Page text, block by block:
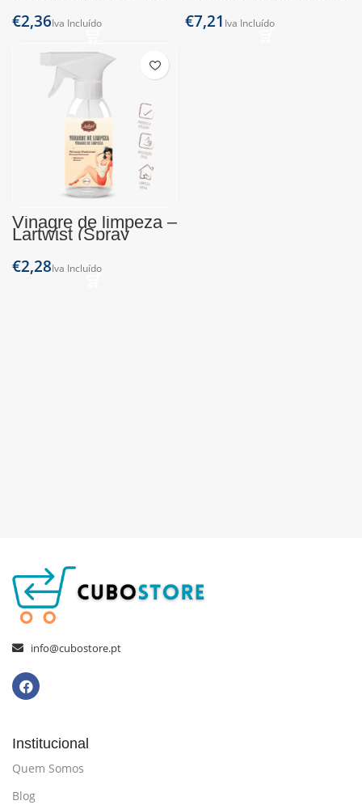
€ €
Vinagre de limpeza –
Lartwist (Spray
500ml)
€
info@cubostore.pt
Institucional
Quem Somos
Blog